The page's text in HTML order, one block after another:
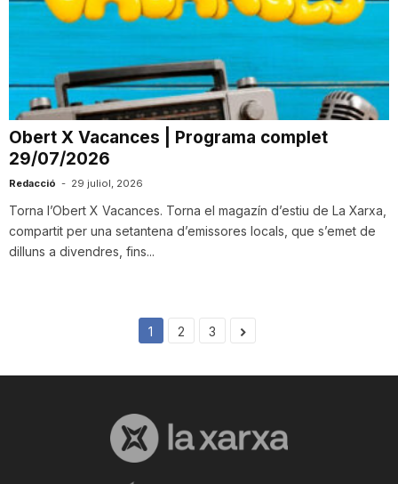
Obert X Vacances | Programa complet
29/07/2026
Redacció - 29 juliol, 2026
Torna l’Obert X Vacances. Torna el magazín d’estiu de La Xarxa,
compartit per una setantena d’emissores locals, que s’emet de
dilluns a divendres, fins...
1 2 3